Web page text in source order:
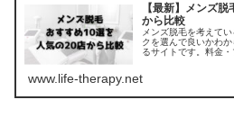
【最新】メンズ
から比較
メンズ脱毛を考えて
クを選んで良いかわ
るサイトです。料金
www.life-therapy.net